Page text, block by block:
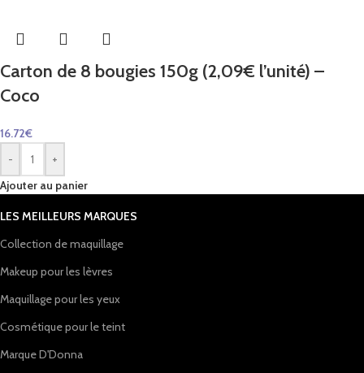
Carton de 8 bougies 150g (2,09€ l’unité) –
Coco
16.72€
-
+
Ajouter au panier
LES MEILLEURS MARQUES
Collection de maquillage
Makeup pour les lèvres
Maquillage pour les yeux
Cosmétique pour le teint
Marque D'Donna